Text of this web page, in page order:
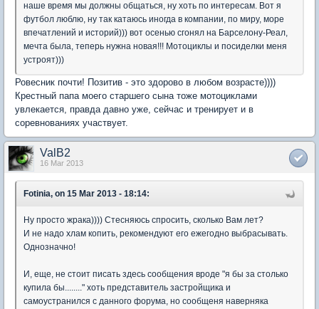
наше время мы должны общаться, ну хоть по интересам. Вот я
футбол люблю, ну так катаюсь иногда в компании, по миру, море
впечатлений и историй))) вот осенью сгонял на Барселону-Реал,
мечта была, теперь нужна новая!!! Мотоциклы и посиделки меня
устроят)))
Ровесник почти! Позитив - это здорово в любом возрасте))))
Крестный папа моего старшего сына тоже мотоциклами
увлекается, правда давно уже, сейчас и тренирует и в
соревнованиях участвует.
ValB2
16 Mar 2013
Fotinia, on 15 Mar 2013 - 18:14:
Ну просто жрака)))) Стесняюсь спросить, сколько Вам лет?
И не надо хлам копить, рекомендуют его ежегодно выбрасывать.
Однозначно!
И, еще, не стоит писать здесь сообщения вроде "я бы за столько
купила бы........" хоть представитель застройщика и
самоустранился с данного форума, но сообщеня наверняка